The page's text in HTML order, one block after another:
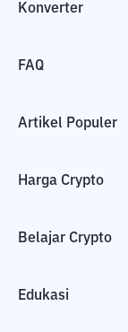
Konverter
FAQ
Artikel Populer
Harga Crypto
Belajar Crypto
Edukasi